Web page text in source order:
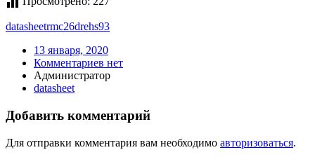
datasheetrmc26drehs93
13 января, 2020
Комментариев нет
Администратор
datasheet
Добавить комментарий
Для отправки комментария вам необходимо авторизоваться.